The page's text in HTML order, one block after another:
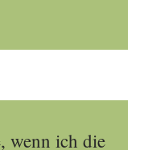
wenn ich die